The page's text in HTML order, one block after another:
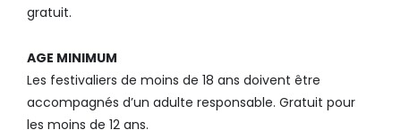
gratuit.
AGE MINIMUM
Les festivaliers de moins de 18 ans doivent être
accompagnés d’un adulte responsable. Gratuit pour
les moins de 12 ans.